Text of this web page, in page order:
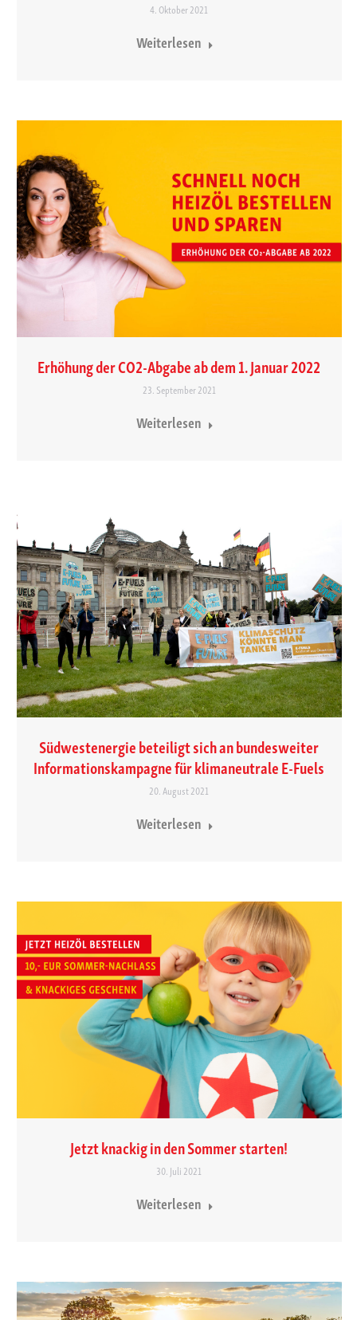
4. Oktober 2021
Weiterlesen
Erhöhung der CO2-Abgabe ab dem 1. Januar 2022
23. September 2021
Weiterlesen
Südwestenergie beteiligt sich an bundesweiter
Informationskampagne für klimaneutrale E-Fuels
20. August 2021
Weiterlesen
Jetzt knackig in den Sommer starten!
30. Juli 2021
Weiterlesen